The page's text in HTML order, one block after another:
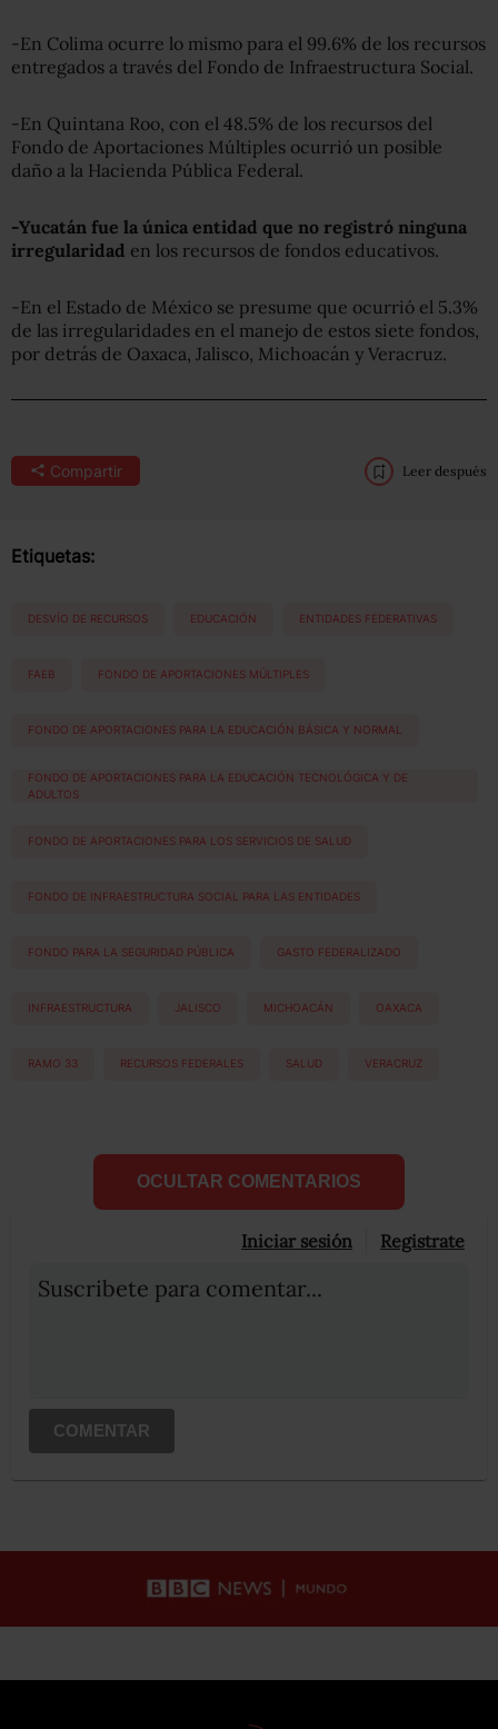
-En Colima ocurre lo mismo para el 99.6% de los recursos
entregados a través del Fondo de Infraestructura Social.
-En Quintana Roo, con el 48.5% de los recursos del
Fondo de Aportaciones Múltiples ocurrió un posible
daño a la Hacienda Pública Federal.
-Yucatán fue la única entidad que no registró ninguna
irregularidad en los recursos de fondos educativos.
-En el Estado de México se presume que ocurrió el 5.3%
de las irregularidades en el manejo de estos siete fondos,
por detrás de Oaxaca, Jalisco, Michoacán y Veracruz.
Compartir Leer después
Etiquetas:
DESVÍO DE RECURSOS EDUCACIÓN ENTIDADES FEDERATIVAS
FAEB FONDO DE APORTACIONES MÚLTIPLES
FONDO DE APORTACIONES PARA LA EDUCACIÓN BÁSICA Y NORMAL
FONDO DE APORTACIONES PARA LA EDUCACIÓN TECNOLÓGICA Y DE
ADULTOS
FONDO DE APORTACIONES PARA LOS SERVICIOS DE SALUD
FONDO DE INFRAESTRUCTURA SOCIAL PARA LAS ENTIDADES
FONDO PARA LA SEGURIDAD PÚBLICA GASTO FEDERALIZADO
INFRAESTRUCTURA JALISCO MICHOACÁN OAXACA
RAMO 33 RECURSOS FEDERALES SALUD VERACRUZ
OCULTAR COMENTARIOS
Iniciar sesión Registrate
Suscribete para comentar...
COMENTAR